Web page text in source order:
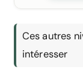
Ces autres
intéresser